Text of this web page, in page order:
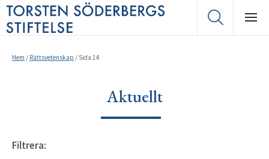
Hem / Rättsvetenskap / Sida 14
Aktuellt
Filtrera: